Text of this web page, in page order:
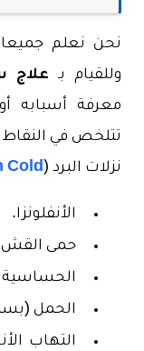
نحن نعلم
وللقيام بـ علاج
معرفة أسبابه
تتلخص في النقاط
نزلات البرد (Cold
الأنفلونزا.
حمى
الحمل
التهاب